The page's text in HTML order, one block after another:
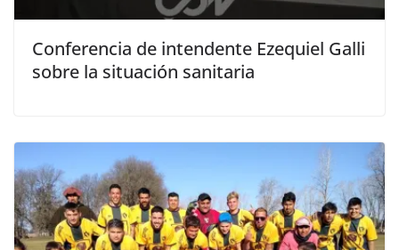
Conferencia de intendente Ezequiel Galli
sobre la situación sanitaria